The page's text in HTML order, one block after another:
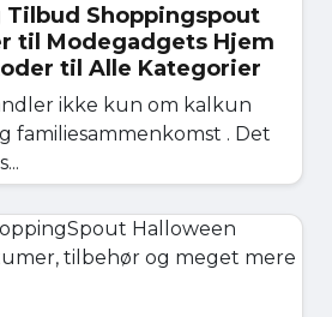
Shoppingspout
til Modegadgets Hjem
til Alle Kategorier
ikke kun om kalkun
. Det